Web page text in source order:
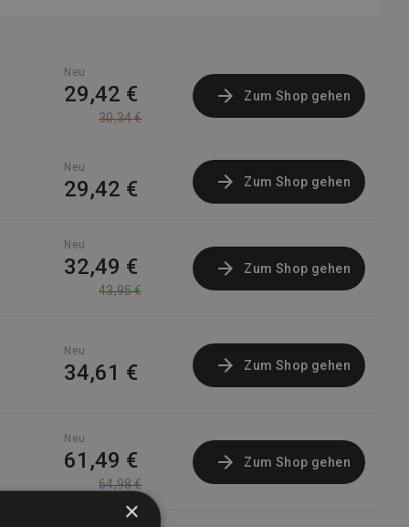
Neu
29,42 €
30,34 €
Zum Shop gehen
Neu
29,42 € Zum Shop gehen
Neu
32,49 €
43,95 €
Zum Shop gehen
Neu
34,61 € Zum Shop gehen
Neu
61,49 €
64,98 €
Zum Shop gehen
×